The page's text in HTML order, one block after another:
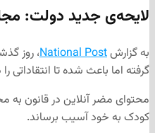
لایحه‌ی جدید دولت:
به گزارشNational Post
گرفته اما باعث شده تا انتقاداتی
محتوای مضر آنلاین در قانون به
کودک به خود آسیب برساند.